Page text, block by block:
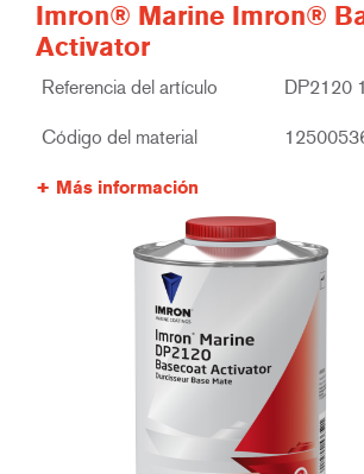
Imron® Marine Imron®
Activator
Referencia del artículo DP2120
Código del material
Más información